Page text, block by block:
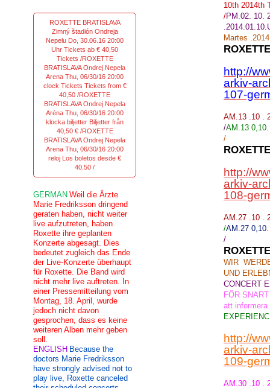
10th 2014th
/PM.02. 10.
Martes
http://
arkiv-
107-
AM.13 .10 .
/AM.13
/
http://
arkiv-
108-
AM.27 .10 .
/AM.27
/
WIR
UND
CONCERT
FÖR
att informera
http://
arkiv-
109-
AM.30 .10 .
ROXETTE BRATISLAVA
Zimný štadión Ondreja
Nepelu Do, 30.06.16 20:00
Uhr Tickets ab € 40,50
Tickets /ROXETTE
BRATISLAVA Ondrej Nepela
Arena Thu, 06/30/16 20:00
clock Tickets Tickets from €
40,50 /ROXETTE
BRATISLAVA Ondrej Nepela
Aréna Thu, 06/30/16 20:00
klocka biljetter Biljetter från
40,50 € /ROXETTE
BRATISLAVA Ondrej Nepela
Arena Thu, 06/30/16 20:00
reloj Los boletos desde €
40.50 /
GERMAN Weil die Ärzte
Marie Fredriksson dringend
geraten haben, nicht weiter
live aufzutreten, haben
Roxette ihre geplanten
Konzerte abgesagt. Dies
bedeutet zugleich das Ende
der Live-Konzerte überhaupt
für Roxette. Die Band wird
nicht mehr live auftreten. In
einer Pressemitteilung vom
Montag, 18. April, wurde
jedoch nicht davon
gesprochen, dass es keine
weiteren Alben mehr geben
soll.
ENGLISH Because the
doctors Marie Fredriksson
have strongly advised not to
play live, Roxette canceled